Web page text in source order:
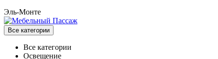
Эль-Монте
Все категории
Все категории
Освещение